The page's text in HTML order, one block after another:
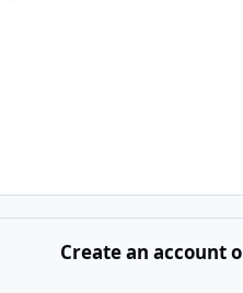
Create an account